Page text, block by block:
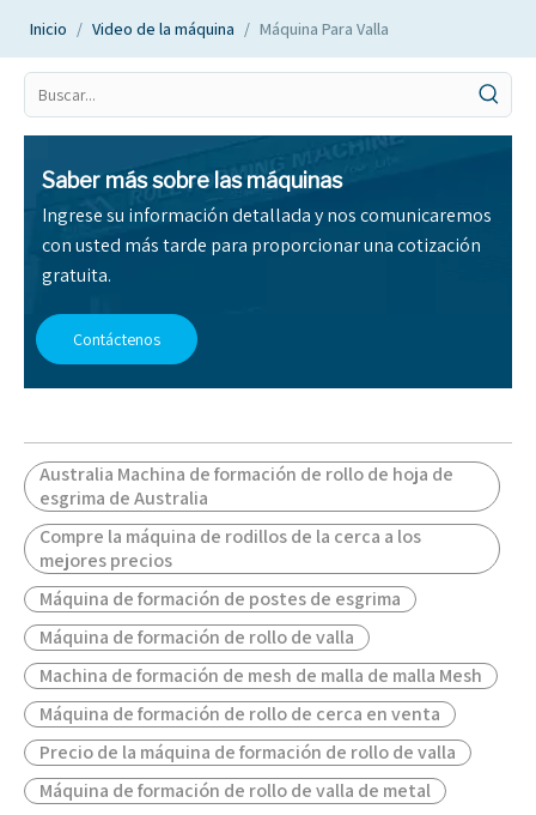
Inicio / Video de la máquina / Máquina Para Valla
Saber más sobre las máquinas
Ingrese su información detallada y nos comunicaremos
con usted más tarde para proporcionar una cotización
gratuita.
Contáctenos
Australia Machina de formación de rollo de hoja de
esgrima de Australia
Compre la máquina de rodillos de la cerca a los
mejores precios
Máquina de formación de postes de esgrima
Máquina de formación de rollo de valla
Machina de formación de mesh de malla de malla Mesh
Máquina de formación de rollo de cerca en venta
Precio de la máquina de formación de rollo de valla
Máquina de formación de rollo de valla de metal